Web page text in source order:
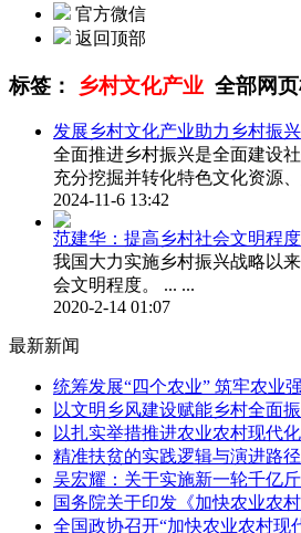
官方微信
返回顶部
标签： 乡村文化产业 全部网
发展乡村文化产业助力乡村振兴
全面推进乡村振兴是全面建设
充分挖掘并转化特色文化资源、
2024-11-6 13:42
范建华：提高乡村社会文明程
我国大力实施乡村振兴战略以
会文明程度。 ... ...
2020-2-14 01:07
最新新闻
统筹发展“四个农业” 筑牢农业
以文明乡风建设赋能乡村全面
以扎实举措推进农业农村现代化
精准扶贫的实践逻辑与演进路径
吴宏耀：关于实施新一轮千亿
国务院关于印发《加快农业农
全国政协召开“加快农业农村现